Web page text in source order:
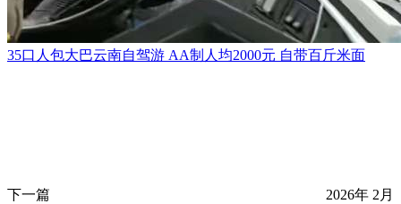
35口人包大巴云南自驾游 AA制人均2000元 自带百斤米面
下一篇
2026年 2月